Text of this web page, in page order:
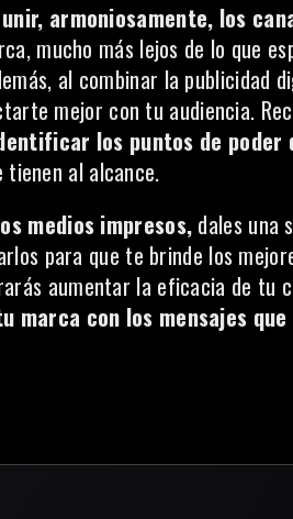
unir, armoniosamente, los
mucho más lejos de lo que
al combinar la publicidad
mejor con tu audiencia.
los puntos de poder
al alcance.
medios impresos, dales una
para que te brinde los
aumentar la eficacia de tu
marca con los mensajes